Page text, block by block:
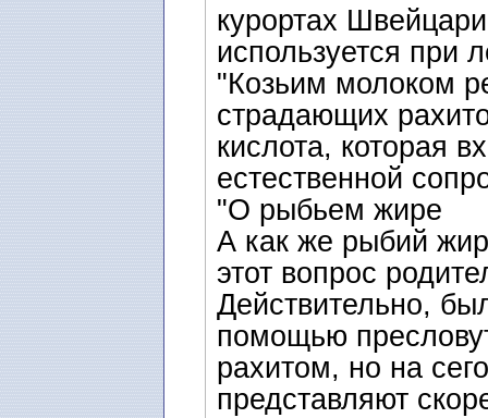
курортах
используется при
"Козьим молоком
страдающих
кислота, которая
естественной
"О рыбьем жире
А как же pыбий
этот вопpос
Действительно,
помощью
pахитом, но на
пpедставляют